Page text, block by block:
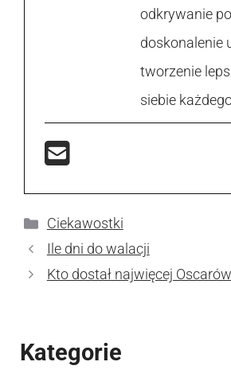
odkrywanie
doskonalenie
tworzenie
siebie
Kategorie
Ciekawostki
Ile dni do walacji
Kto dostał najwięcej
Kategorie